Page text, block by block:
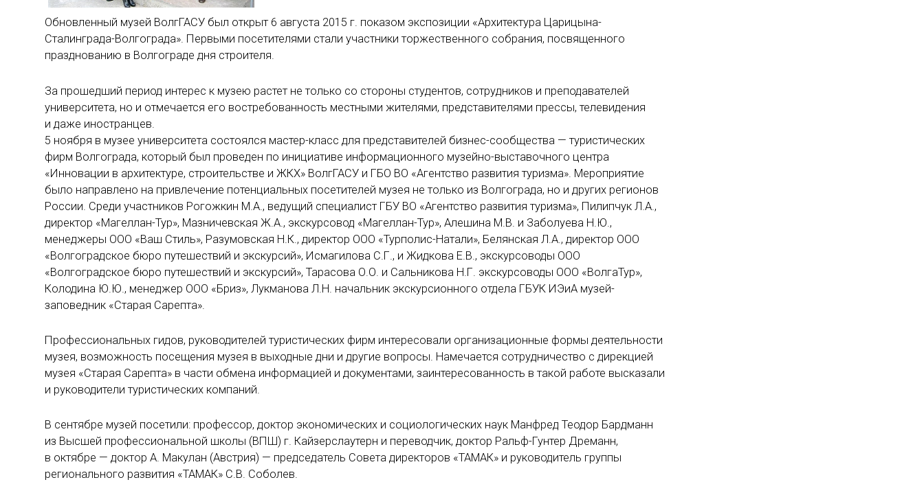
Обновленный музей ВолгГАСУ был открыт 6 августа 2015 г. показом экспозиции «Архитектура Царицына-
Сталинграда-Волгограда». Первыми посетителями стали участники торжественного собрания, посвященного
празднованию в Волгограде дня строителя.
За прошедший период интерес к музею растет не только со стороны студентов, сотрудников и преподавателей
университета, но и отмечается его востребованность местными жителями, представителями прессы, телевидения
и даже иностранцев.
5 ноября в музее университета состоялся мастер-класс для представителей бизнес-сообщества — туристических
фирм Волгограда, который был проведен по инициативе информационного музейно-выставочного центра
«Инновации в архитектуре, строительстве и ЖКХ» ВолгГАСУ и ГБО ВО «Агентство развития туризма». Мероприятие
было направлено на привлечение потенциальных посетителей музея не только из Волгограда, но и других регионов
России. Среди участников Рогожкин М.А., ведущий специалист ГБУ ВО «Агентство развития туризма», Пилипчук Л.А.,
директор «Магеллан-Тур», Мазничевская Ж.А., экскурсовод «Магеллан-Тур», Алешина М.В. и Заболуева Н.Ю.,
менеджеры ООО «Ваш Стиль», Разумовская Н.К., директор ООО «Турполис-Натали», Белянская Л.А., директор ООО
«Волгоградское бюро путешествий и экскурсий», Исмагилова С.Г., и Жидкова Е.В., экскурсоводы ООО
«Волгоградское бюро путешествий и экскурсий», Тарасова О.О. и Сальникова Н.Г. экскурсоводы ООО «ВолгаТур»,
Колодина Ю.Ю., менеджер ООО «Бриз», Лукманова Л.Н. начальник экскурсионного отдела ГБУК ИЭиА музей-
заповедник «Старая Сарепта».
Профессиональных гидов, руководителей туристических фирм интересовали организационные формы деятельности
музея, возможность посещения музея в выходные дни и другие вопросы. Намечается сотрудничество с дирекцией
музея «Старая Сарепта» в части обмена информацией и документами, заинтересованность в такой работе высказали
и руководители туристических компаний.
В сентябре музей посетили: профессор, доктор экономических и социологических наук Манфред Теодор Бардманн
из Высшей профессиональной школы (ВПШ) г. Кайзерслаутерн и переводчик, доктор Ральф-Гунтер Дреманн,
в октябре — доктор А. Макулан (Австрия) — председатель Совета директоров «ТАМАК» и руководитель группы
регионального развития «ТАМАК» С.В. Соболев.